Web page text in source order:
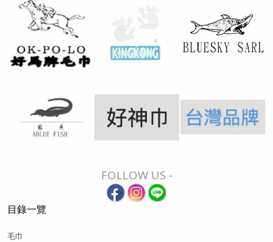
FOLLOW US -
目錄一覽
毛巾